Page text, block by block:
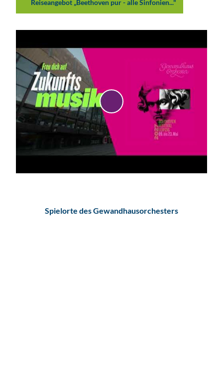
Reiseangebot „Beethoven pur - alle Sinfonien..."
V
d
e
o
i
Spielorte des Gewandhausorchesters